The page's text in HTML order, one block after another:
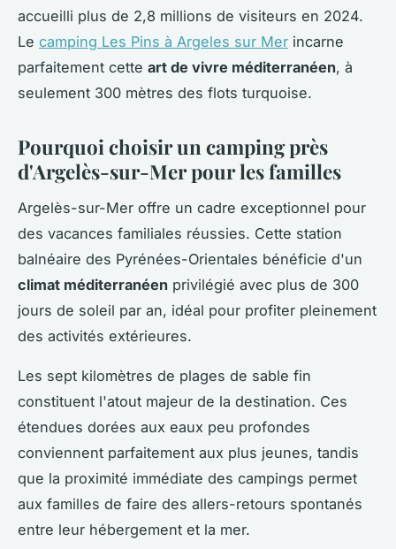
accueilli plus de 2,8 millions de visiteurs en 2024.
Le camping Les Pins à Argeles sur Mer incarne
parfaitement cette art de vivre méditerranéen, à
seulement 300 mètres des flots turquoise.
Pourquoi choisir un camping près
d'Argelès-sur-Mer pour les familles
Argelès-sur-Mer offre un cadre exceptionnel pour
des vacances familiales réussies. Cette station
balnéaire des Pyrénées-Orientales bénéficie d'un
climat méditerranéen privilégié avec plus de 300
jours de soleil par an, idéal pour profiter pleinement
des activités extérieures.
Les sept kilomètres de plages de sable fin
constituent l'atout majeur de la destination. Ces
étendues dorées aux eaux peu profondes
conviennent parfaitement aux plus jeunes, tandis
que la proximité immédiate des campings permet
aux familles de faire des allers-retours spontanés
entre leur hébergement et la mer.